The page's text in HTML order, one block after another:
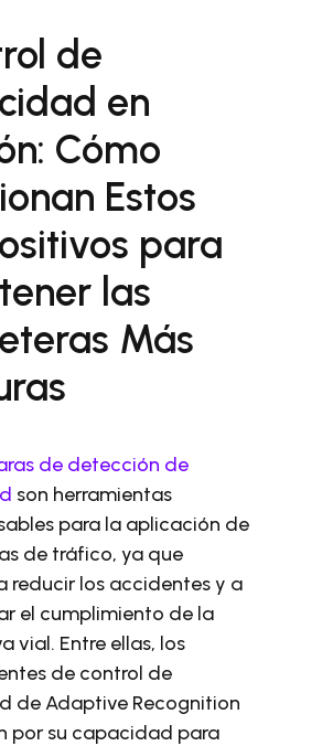
de
en
Cómo
Estos
para
las
Más
de detección de
son herramientas
para la aplicación de
de tráfico, ya que
reducir los accidentes y a
el cumplimiento de la
vial. Entre ellas, los
de control de
de Adaptive Recognition
por su capacidad para